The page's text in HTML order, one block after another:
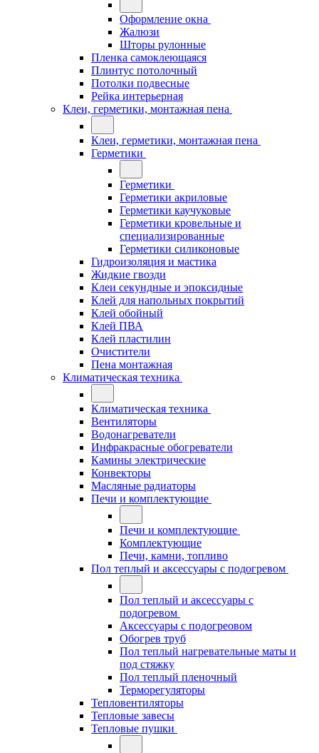
Оформление окна
Жалюзи
Шторы рулонные
Пленка самоклеющаяся
Плинтус потолочный
Потолки подвесные
Рейка интерьерная
Клеи, герметики, монтажная пена
Клеи, герметики, монтажная пена
Герметики
Герметики
Герметики акриловые
Герметики каучуковые
Герметики кровельные и
специализированные
Герметики силиконовые
Гидроизоляция и мастика
Жидкие гвозди
Клеи секундные и эпоксидные
Клей для напольных покрытий
Клей обойный
Клей ПВА
Клей пластилин
Очистители
Пена монтажная
Климатическая техника
Климатическая техника
Вентиляторы
Водонагреватели
Инфракрасные обогреватели
Камины электрические
Конвекторы
Масляные радиаторы
Печи и комплектующие
Печи и комплектующие
Комплектующие
Печи, камни, топливо
Пол теплый и аксессуары с подогревом
Пол теплый и аксессуары с
подогревом
Аксессуары с подогреовом
Обогрев труб
Пол теплый нагревательные маты и
под стяжку
Пол теплый пленочный
Терморегуляторы
Тепловентиляторы
Тепловые завесы
Тепловые пушки